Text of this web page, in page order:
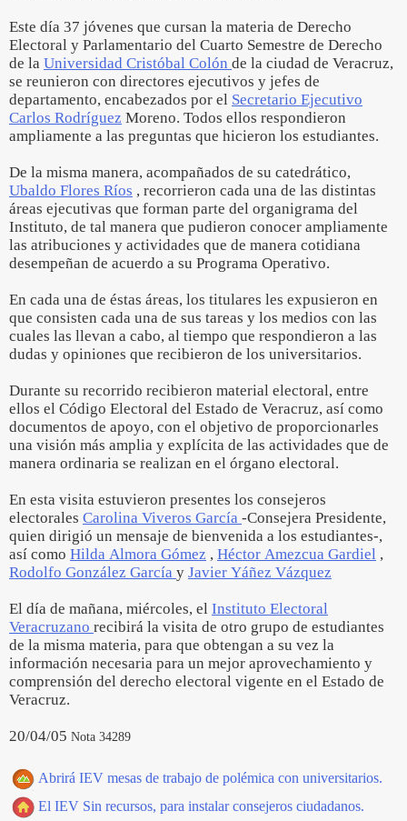
Este día 37 jóvenes que cursan la materia de Derecho
Electoral y Parlamentario del Cuarto Semestre de Derecho
de la Universidad Cristóbal Colón de la ciudad de Veracruz,
se reunieron con directores ejecutivos y jefes de
departamento, encabezados por el Secretario Ejecutivo
Carlos Rodríguez Moreno. Todos ellos respondieron
ampliamente a las preguntas que hicieron los estudiantes.
De la misma manera, acompañados de su catedrático,
Ubaldo Flores Ríos , recorrieron cada una de las distintas
áreas ejecutivas que forman parte del organigrama del
Instituto, de tal manera que pudieron conocer ampliamente
las atribuciones y actividades que de manera cotidiana
desempeñan de acuerdo a su Programa Operativo.
En cada una de éstas áreas, los titulares les expusieron en
que consisten cada una de sus tareas y los medios con las
cuales las llevan a cabo, al tiempo que respondieron a las
dudas y opiniones que recibieron de los universitarios.
Durante su recorrido recibieron material electoral, entre
ellos el Código Electoral del Estado de Veracruz, así como
documentos de apoyo, con el objetivo de proporcionarles
una visión más amplia y explícita de las actividades que de
manera ordinaria se realizan en el órgano electoral.
En esta visita estuvieron presentes los consejeros
electorales Carolina Viveros García -Consejera Presidente,
quien dirigió un mensaje de bienvenida a los estudiantes-,
así como Hilda Almora Gómez , Héctor Amezcua Gardiel ,
Rodolfo González García y Javier Yáñez Vázquez
El día de mañana, miércoles, el Instituto Electoral
Veracruzano recibirá la visita de otro grupo de estudiantes
de la misma materia, para que obtengan a su vez la
información necesaria para un mejor aprovechamiento y
comprensión del derecho electoral vigente en el Estado de
Veracruz.
20/04/05 Nota 34289
Abrirá IEV mesas de trabajo de polémica con universitarios.
El IEV Sin recursos, para instalar consejeros ciudadanos.